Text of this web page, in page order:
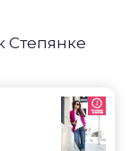
Степянке